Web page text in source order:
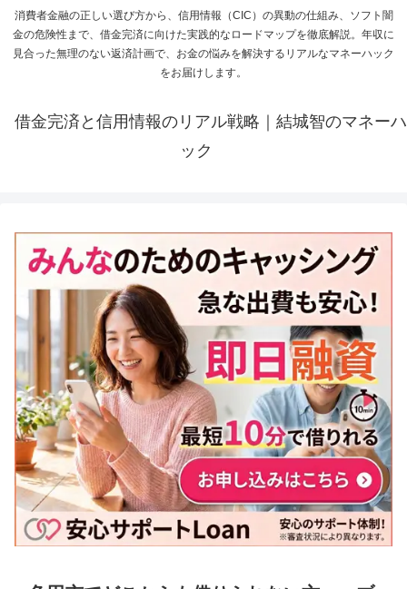
消費者金融の正しい選び方から、信用情報（CIC）の異動の仕組み、ソフト闇
金の危険性まで、借金完済に向けた実践的なロードマップを徹底解説。年収に
見合った無理のない返済計画で、お金の悩みを解決するリアルなマネーハック
をお届けします。
借金完済と信用情報のリアル戦略｜結城智のマネーハ
ック